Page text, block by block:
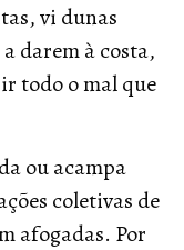
vi dunas
darem à costa,
todo o mal que
ou acampa
coletivas de
afogadas. Por